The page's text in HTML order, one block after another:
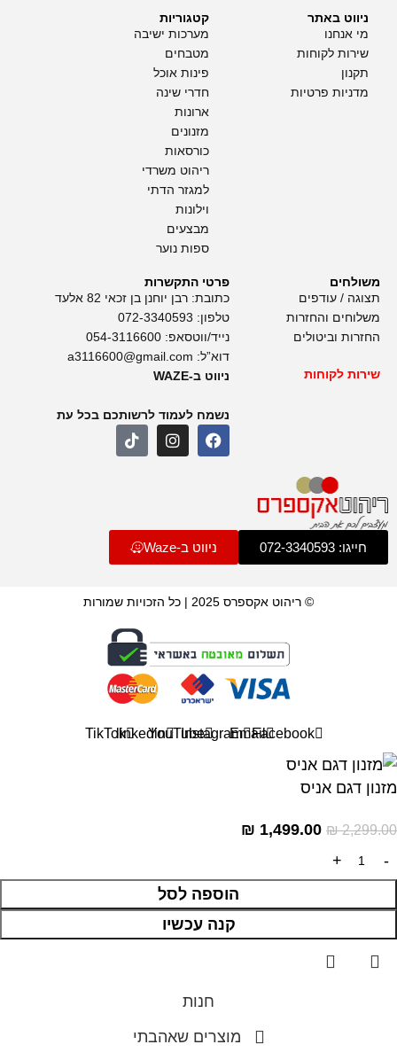
ניווט באתר
מי אנחנו
שירות לקוחות
תקנון
מדניות פרטיות
קטגוריות
מערכות ישיבה
מטבחים
פינות אוכל
חדרי שינה
ארונות
מזנונים
כורסאות
ריהוט משרדי
למגזר הדתי
וילונות
מבצעים
ספות נוער
משולחים
תצוגה / עודפים
משלוחים והחזרות
החזרות וביטולים
שירות לקוחות
פרטי התקשרות
כתובת: רבן יוחנן בן זכאי 82 אלעד
טלפון: 072-3340593
נייד/ווטסאפ:054-3116600
דוא”ל: a3116600@gmail.com
ניווט ב-WAZE
נשמח לעמוד לרשותכם בכל עת
חייגו: 072-3340593 ניווט ב-Waze
© ריהוט אקספרס 2025 | כל הזכויות שמורות
Facebook
Email
Instagram
YouTube
linkedin
TikTok
מזנון דגם אניס
2,299.00
₪
1,499.00
₪
הוספה לסל
קנה עכשיו
חנות
מוצרים שאהבתי